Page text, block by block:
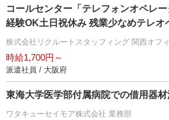
コールセンター「テレフォンオペレ
経験OK土日祝休み 残業少なめテレオ
株式会社リクルートスタッフィング 関西オフ
時給1,700円～
派遣社員 / 大阪府
東海大学医学部付属病院での借用器
ワタキューセイモア株式会社 業務部